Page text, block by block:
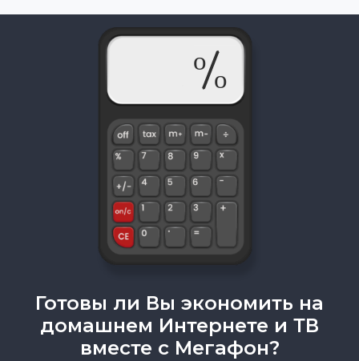
Готовы ли Вы экономить на
домашнем Интернете и ТВ
вместе с Мегафон?